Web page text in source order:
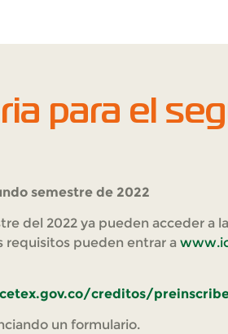
para el
semestre de 2022
del 2022 ya pueden acceder a
requisitos pueden entrar a
creditos/
un formulario.